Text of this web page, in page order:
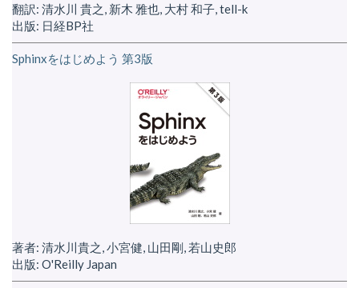
翻訳: 清水川 貴之, 新木 雅也, 大村 和子, tell-k
出版: 日経BP社
Sphinxをはじめよう 第3版
著者: 清水川貴之, 小宮健, 山田剛, 若山史郎
出版: O'Reilly Japan